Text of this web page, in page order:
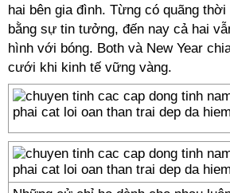
hai bên gia đình. Từng có quãng
bằng sự tin tưởng, đến nay cả hai
hình với bóng. Both và New Year
cưới khi kinh tế vững vàng.